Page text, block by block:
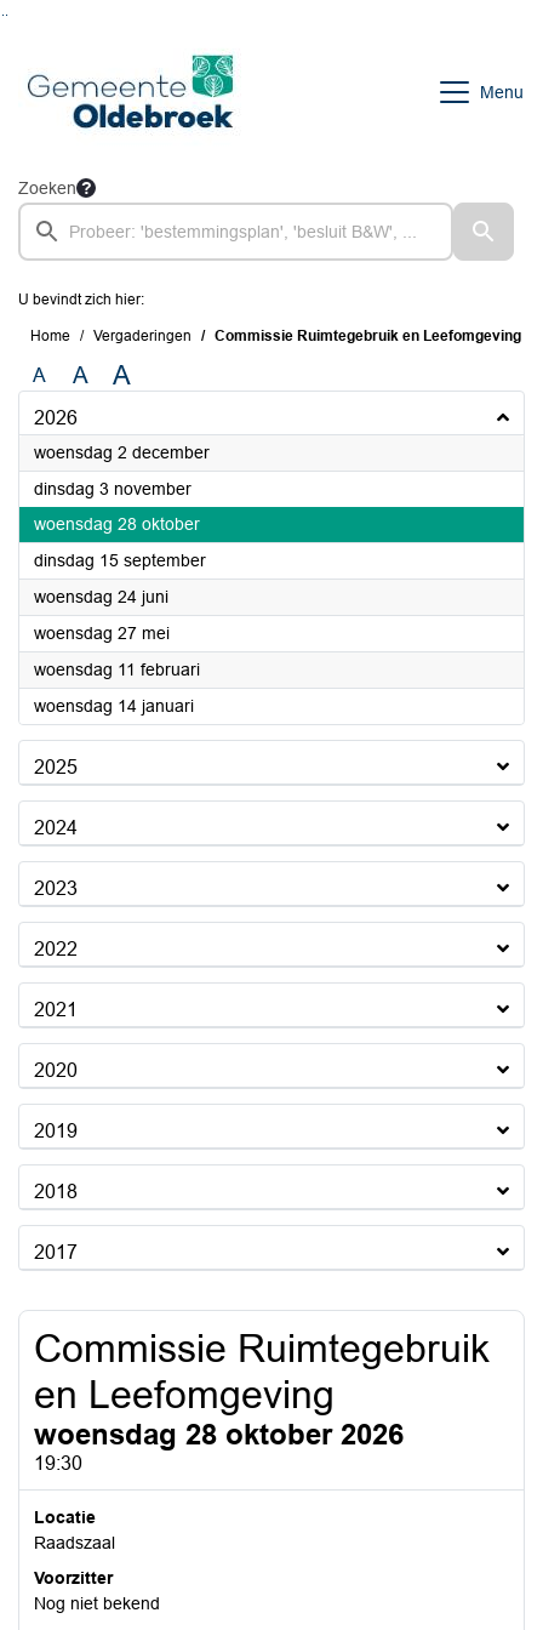
Menu
Zoeken
U bevindt zich hier:
Home Vergaderingen Commissie Ruimtegebruik en Leefomgeving
A A A
2026
woensdag 2 december2026
dinsdag 3 november2026
woensdag 28 oktober2026
dinsdag 15 september2026
woensdag 24 juni2026
woensdag 27 mei2026
woensdag 11 februari2026
woensdag 14 januari2026
2025
2024
2023
2022
2021
2020
2019
2018
2017
Commissie Ruimtegebruik
en Leefomgeving
woensdag 28 oktober 2026
19:30
Locatie
Raadszaal
Voorzitter
Nog niet bekend